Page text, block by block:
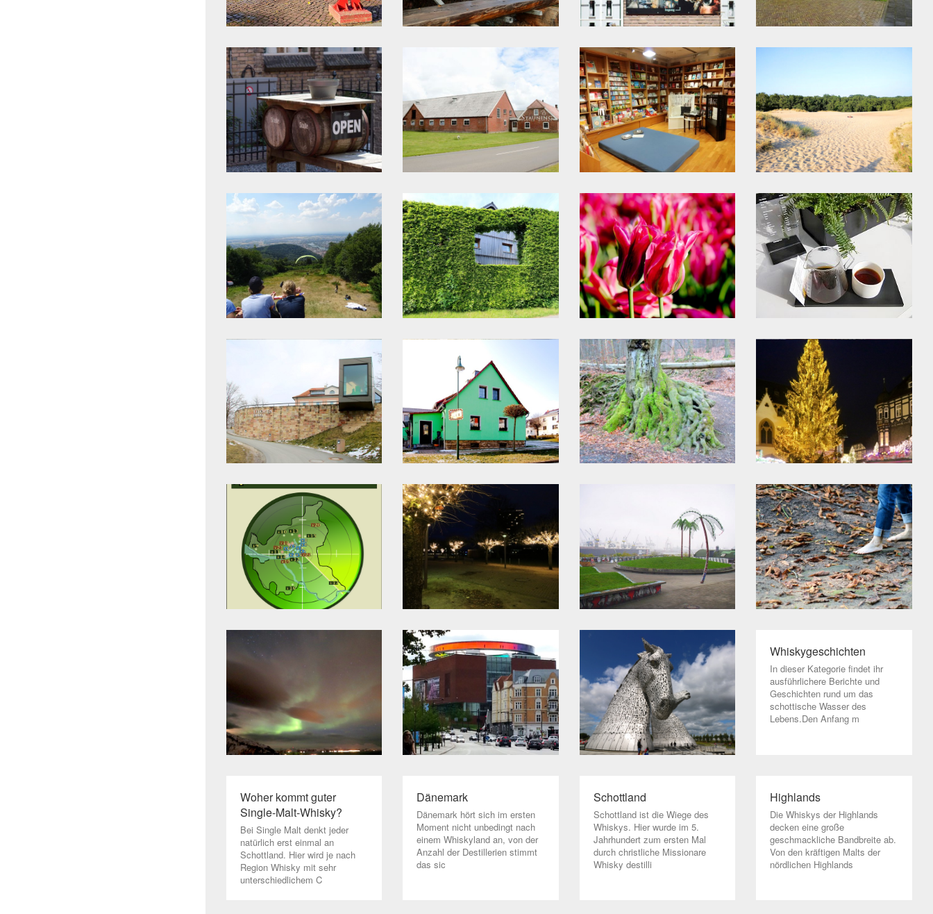
Whiskygeschichten
In dieser Kategorie findet ihr
ausführlichere Berichte und
Geschichten rund um das
schottische Wasser des
Lebens.Den Anfang m
Woher kommt guter
Single-Malt-Whisky?
Bei Single Malt denkt jeder
natürlich erst einmal an
Schottland. Hier wird je nach
Region Whisky mit sehr
unterschiedlichem C
Dänemark
Dänemark hört sich im ersten
Moment nicht unbedingt nach
einem Whiskyland an, von der
Anzahl der Destillerien stimmt
das sic
Schottland
Schottland ist die Wiege des
Whiskys. Hier wurde im 5.
Jahrhundert zum ersten Mal
durch christliche Missionare
Whisky destilli
Highlands
Die Whiskys der Highlands
decken eine große
geschmackliche Bandbreite ab.
Von den kräftigen Malts der
nördlichen Highlands